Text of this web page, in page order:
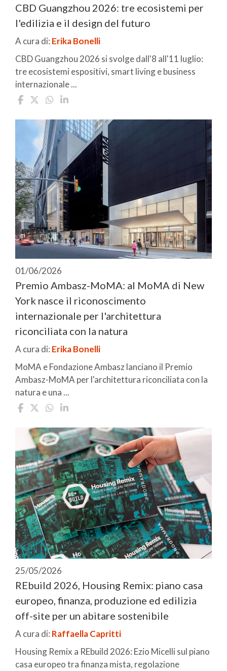
CBD Guangzhou 2026: tre ecosistemi per
l'edilizia e il design del futuro
A cura di: Erika Bonelli
CBD Guangzhou 2026 si svolge dall'8 all'11 luglio:
tre ecosistemi espositivi, smart living e business
internazionale ...
01/06/2026
Premio Ambasz-MoMA: al MoMA di New
York nasce il riconoscimento
internazionale per l'architettura
riconciliata con la natura
A cura di: Erika Bonelli
MoMA e Fondazione Ambasz lanciano il Premio
Ambasz-MoMA per l'architettura riconciliata con la
natura e una ...
25/05/2026
REbuild 2026, Housing Remix: piano casa
europeo, finanza, produzione ed edilizia
off-site per un abitare sostenibile
A cura di: Raffaella Capritti
Housing Remix a REbuild 2026: Ezio Micelli sul piano
casa europeo tra finanza mista, regolazione